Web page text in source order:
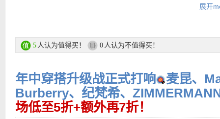
款，好多明星网红都背过！延续了品牌独有的品味，更是加入了浪
点帅气的蝴蝶结作为主视觉，利用多个口袋搭配皱褶线条，营造出
围，包身采用磁吸翻盖开合，内部为单一主隔层，收纳随身必需品
处。单提手设计利落有型，搭配可调节、可拆卸肩带，既可手提，
者。以无领设计构筑出极其纯粹的线条，削弱多余修饰，保留最优
年的大衣，似乎能成为任何风格绿叶衬托，不喧哗，自有气场。
• 满200欧全球免邮，不满200欧到德国邮费8欧。
Diptyque 蒂普提克：无花果、杜桑… 把茶香/花香锁进瓶，伪体香
Carriere Freres 香薰：植物学家调香！篝火橡木、晚香玉… 在家造
园！
Dr Barbara Sturm：贵妇线雕精华，紧致下颌线，垮脸救星实锤！
展开
5 人认为值得买！ 0 人认为不值得买！
年中穿搭升级战正式打响
麦昆、
Burberry、纪梵希、
场低至5折+额外再7折！